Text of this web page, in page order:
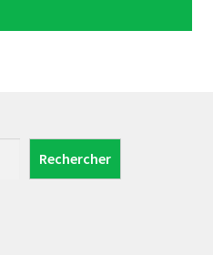
Rechercher